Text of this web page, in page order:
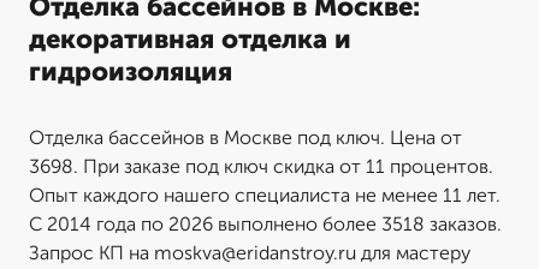
Отделка бассейнов в Москве:
декоративная отделка и
гидроизоляция
Отделка бассейнов в Москве под ключ. Цена от
3698. При заказе под ключ скидка от 11 процентов.
Опыт каждого нашего специалиста не менее 11 лет.
С 2014 года по 2026 выполнено более 3518 заказов.
Запрос КП на moskva@eridanstroy.ru для мастеру